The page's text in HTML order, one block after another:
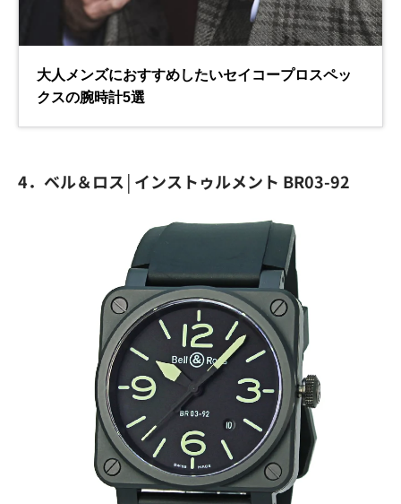
4．ベル＆ロス│インストゥルメント BR03-92